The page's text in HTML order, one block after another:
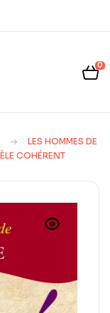
0
LES HOMMES DE
COHÉRENT